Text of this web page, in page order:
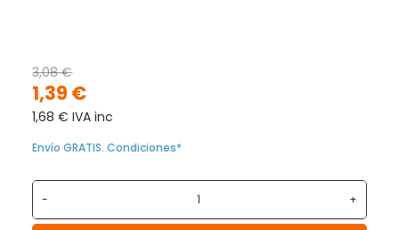
1,39 €
3,08 €
1,68 € IVA inc
Envío GRATIS. Condiciones*
- +